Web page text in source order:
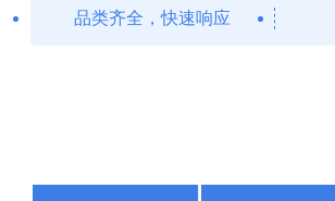
品类齐全，快速响应